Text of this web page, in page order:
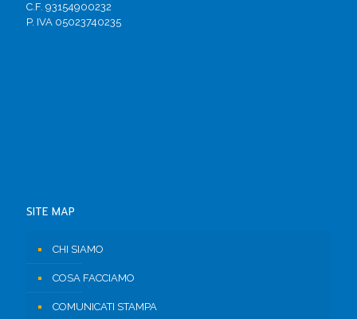
C.F. 93154900232
P. IVA 05023740235
SITE MAP
CHI SIAMO
COSA FACCIAMO
COMUNICATI STAMPA